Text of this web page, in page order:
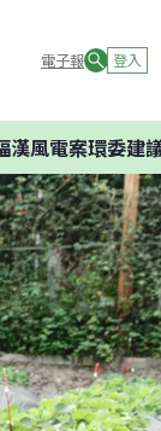
電子報 登入
建議不應開發